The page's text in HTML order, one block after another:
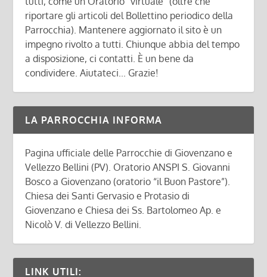
riportare gli articoli del Bollettino periodico della
Parrocchia). Mantenere aggiornato il sito è un
impegno rivolto a tutti. Chiunque abbia del tempo
a disposizione, ci contatti. È un bene da
condividere. Aiutateci... Grazie!
LA PARROCCHIA INFORMA
Pagina ufficiale delle Parrocchie di Giovenzano e
Vellezzo Bellini (PV). Oratorio ANSPI S. Giovanni
Bosco a Giovenzano (oratorio “il Buon Pastore”).
Chiesa dei Santi Gervasio e Protasio di
Giovenzano e Chiesa dei Ss. Bartolomeo Ap. e
Nicolò V. di Vellezzo Bellini.
LINK UTILI: